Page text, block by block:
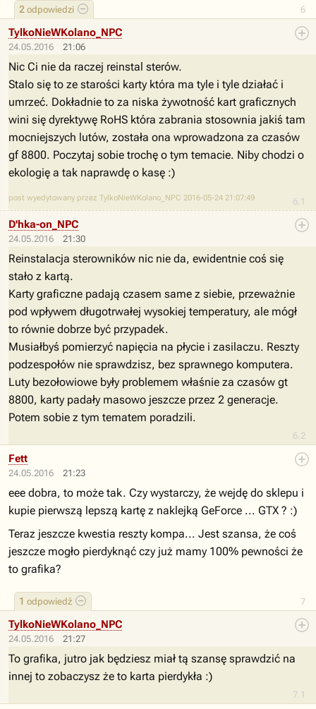
6
2 odpowiedzi
24.05.2016 21:06
6.1
TylkoNieWKolano_NPC
Nic Ci nie da raczej reinstal sterów.
Stalo się to ze starości karty która ma tyle i tyle działać i
umrzeć. Dokładnie to za niska żywotność kart graficznych
wini się dyrektywę RoHS która zabrania stosownia jakiś tam
mocniejszych lutów, została ona wprowadzona za czasów
gf 8800. Poczytaj sobie trochę o tym temacie. Niby chodzi o
ekologię a tak naprawdę o kasę :)
post wyedytowany przez TylkoNieWKolano_NPC 2016-05-24 21:07:49
24.05.2016 21:30
6.2
D'hka-on_NPC
Reinstalacja sterowników nic nie da, ewidentnie coś się
stało z kartą.
Karty graficzne padają czasem same z siebie, przeważnie
pod wpływem długotrwałej wysokiej temperatury, ale mógł
to równie dobrze być przypadek.
Musiałbyś pomierzyć napięcia na płycie i zasilaczu. Reszty
podzespołów nie sprawdzisz, bez sprawnego komputera.
Luty bezołowiowe były problemem właśnie za czasów gt
8800, karty padały masowo jeszcze przez 2 generacje.
Potem sobie z tym tematem poradzili.
24.05.2016 21:23
7
1 odpowiedź
Fett
eee dobra, to może tak. Czy wystarczy, że wejdę do sklepu i
kupie pierwszą lepszą kartę z naklejką GeForce ... GTX ? :)
Teraz jeszcze kwestia reszty kompa... Jest szansa, że coś
jeszcze mogło pierdyknąć czy już mamy 100% pewności że
to grafika?
24.05.2016 21:27
7.1
TylkoNieWKolano_NPC
To grafika, jutro jak będziesz miał tą szansę sprawdzić na
innej to zobaczysz że to karta pierdykła :)